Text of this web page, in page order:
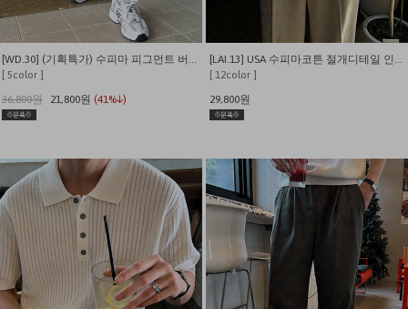
[WD.30] (기획특가) 수피마 피그먼트 버뮤다 와이드 쇼츠
[ 5color ]
36,800원
21,800원 (41%↓)
[LAI.13] USA 수피마코튼 절개디테일 인생 반팔티
[ 12color ]
29,800원